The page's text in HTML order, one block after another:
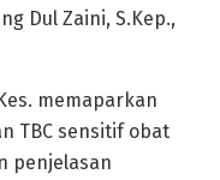
Dul Zaini, S.Kep.,
memaparkan
TBC sensitif obat
penjelasan